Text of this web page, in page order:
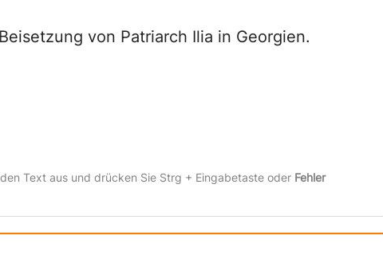
von Patriarch Ilia in Georgien.
Text aus und drücken Sie Strg + Eingabetaste oder Fehler